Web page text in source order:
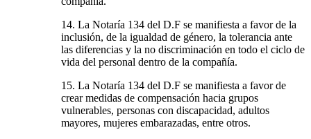
14. La Notaría 134 del D.F se manifiesta a favor de la
inclusión, de la igualdad de género, la tolerancia ante
las diferencias y la no discriminación en todo el ciclo de
vida del personal dentro de la compañía.
15. La Notaría 134 del D.F se manifiesta a favor de
crear medidas de compensación hacia grupos
vulnerables, personas con discapacidad, adultos
mayores, mujeres embarazadas, entre otros.